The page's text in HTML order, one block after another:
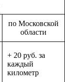
по Московской
области
+ 20 руб. за
каждый
километр